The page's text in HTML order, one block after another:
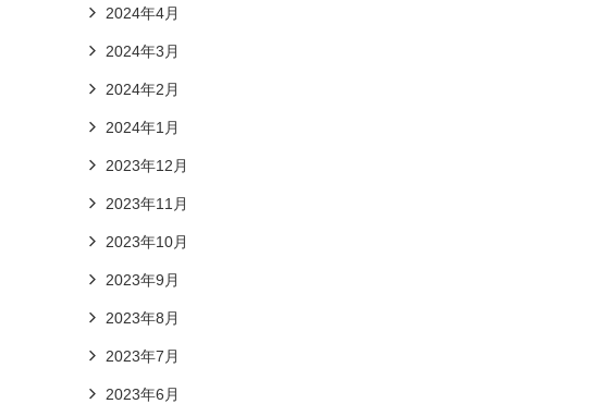
2024年4月
2024年3月
2024年2月
2024年1月
2023年12月
2023年11月
2023年10月
2023年9月
2023年8月
2023年7月
2023年6月